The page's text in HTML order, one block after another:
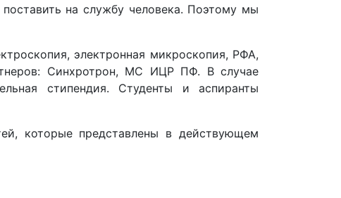
на службу человека. Поэтому мы
электронная микроскопия, РФА,
Синхротрон, МС ИЦР ПФ. В случае
стипендия. Студенты и аспиранты
которые представлены в действующем